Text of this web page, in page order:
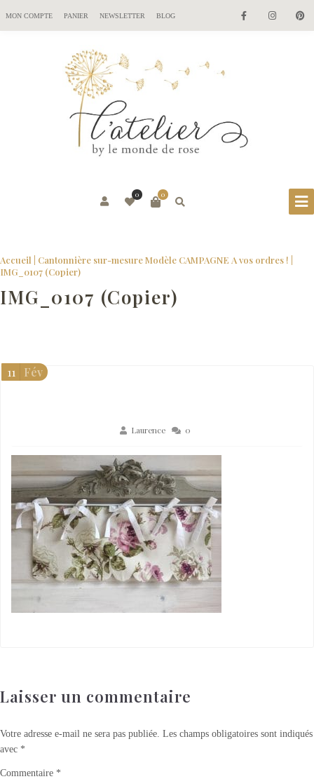
MON COMPTE PANIER NEWSLETTER BLOG
0
0
Accueil Cantonnière sur-mesure Modèle CAMPAGNE A vos ordres !
IMG_0107 (Copier)
IMG_0107 (Copier)
Laurence 0
11 Fév
Laisser un commentaire
Votre adresse e-mail ne sera pas publiée. Les champs obligatoires sont indiqués
avec *
Commentaire *